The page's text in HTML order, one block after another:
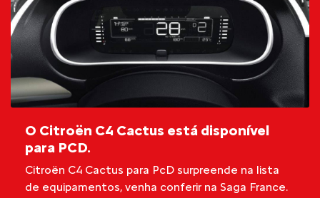
O Citroën C4 Cactus está disponível
para PCD.
Citroën C4 Cactus para PcD surpreende na lista
de equipamentos, venha conferir na Saga France.